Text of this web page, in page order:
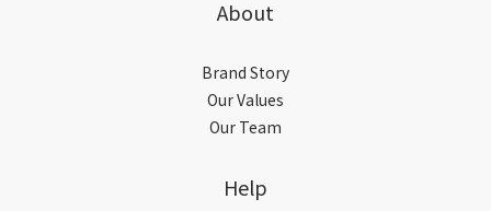
About
Brand Story
Our Values
Our Team
Help